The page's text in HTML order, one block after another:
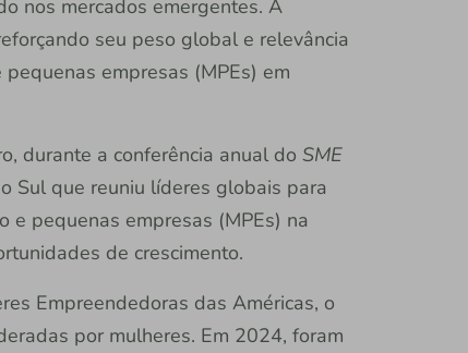
nos mercados emergentes. A
seu peso global e relevância
empresas (MPEs) em
durante a conferência anual do SME
Sul que reuniu líderes globais para
e pequenas empresas (MPEs) na
de crescimento.
Empreendedoras das Américas, o
por mulheres. Em 2024, foram